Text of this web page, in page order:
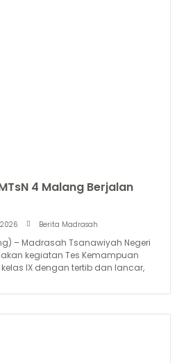
4 Malang Berjalan
Berita Madrasah
– Madrasah Tsanawiyah Negeri
kegiatan Tes Kemampuan
IX dengan tertib dan lancar,